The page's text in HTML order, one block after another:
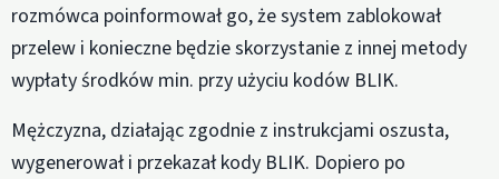
rozmówca poinformował go, że system zablokował
przelew i konieczne będzie skorzystanie z innej metody
wypłaty środków min. przy użyciu kodów BLIK.
Mężczyzna, działając zgodnie z instrukcjami oszusta,
wygenerował i przekazał kody BLIK. Dopiero po